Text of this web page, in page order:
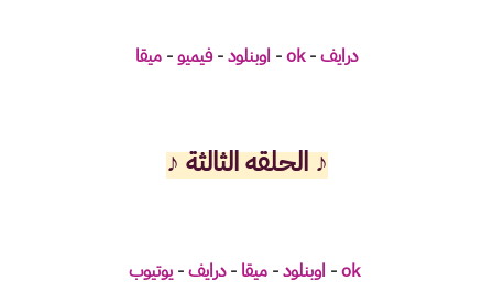
درايف-
ok
- اوبنلود-فيميو- ميقا
♪الحلقه الثالثة ♪
ok
- اوبنلود- ميقا -درايف-يوتيوب